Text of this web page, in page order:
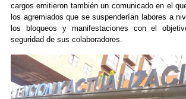
cargos emitieron también un comunicado en el
los agremiados que se suspenderían labores a
los bloqueos y manifestaciones con el
seguridad de sus colaboradores.